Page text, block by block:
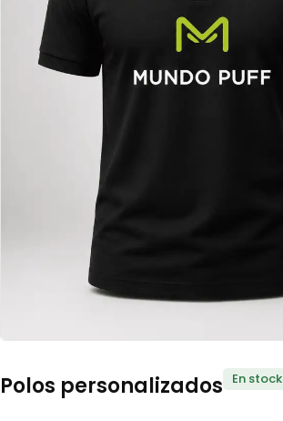
Polos personalizados En stock